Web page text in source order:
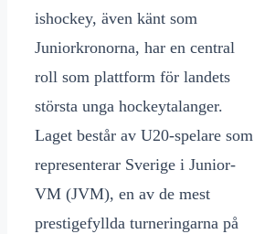
ishockey, även känt som
Juniorkronorna, har en central
roll som plattform för landets
största unga hockeytalanger.
Laget består av U20-spelare som
representerar Sverige i Junior-
VM (JVM), en av de mest
prestigefyllda turneringarna på